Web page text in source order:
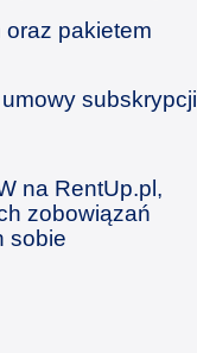
pakietem
subskrypcji
na RentUp.pl,
zobowiązań
sobie